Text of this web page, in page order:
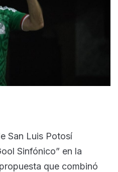
San Luis Potosí
Sinfónico” en la
que combinó